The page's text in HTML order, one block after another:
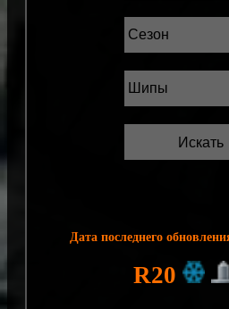
Дата последнего
R20